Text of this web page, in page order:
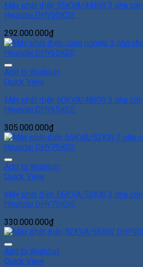
Máy phát điện 55KVA/44KW 3 pha
Hyundai DHY60KSE
292.000.000₫
Add to Wishlist
Quick View
Máy phát điện 60KVA/48KW 3 pha
Hyundai DHY65KSE
305.000.000₫
Add to Wishlist
Quick View
Máy phát điện 66KVA/52KW 3 pha
Hyundai DHY75KSE
330.000.000₫
Add to Wishlist
Quick View